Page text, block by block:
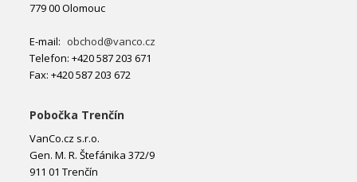
779 00 Olomouc
E-mail: obchod@vanco.cz
Telefon: +420 587 203 671
Fax: +420 587 203 672
Pobočka Trenčín
VanCo.cz s.r.o.
Gen. M. R. Štefánika 372/9
911 01 Trenčín